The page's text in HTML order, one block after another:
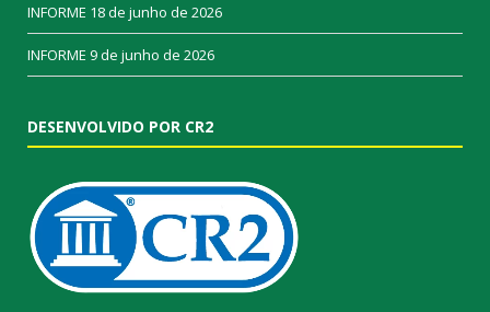
INFORME 18 de junho de 2026
INFORME 9 de junho de 2026
DESENVOLVIDO POR CR2